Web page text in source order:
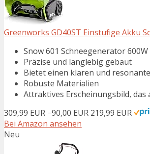
Greenworks GD40ST Einstufige Akku
Snow 601 Schneegenerator
Präzise und langlebig gebaut
Bietet einen klaren und
Robuste Materialien
Attraktives Erscheinungsbild,
309,99 EUR −90,00 EUR 219,99 EUR
Bei Amazon ansehen
Neu